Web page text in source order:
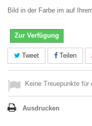
Bild in der Farbe im auf
Zur Verfügung
Tweet Teilen
Keine Treuepunkte für
Ausdrucken